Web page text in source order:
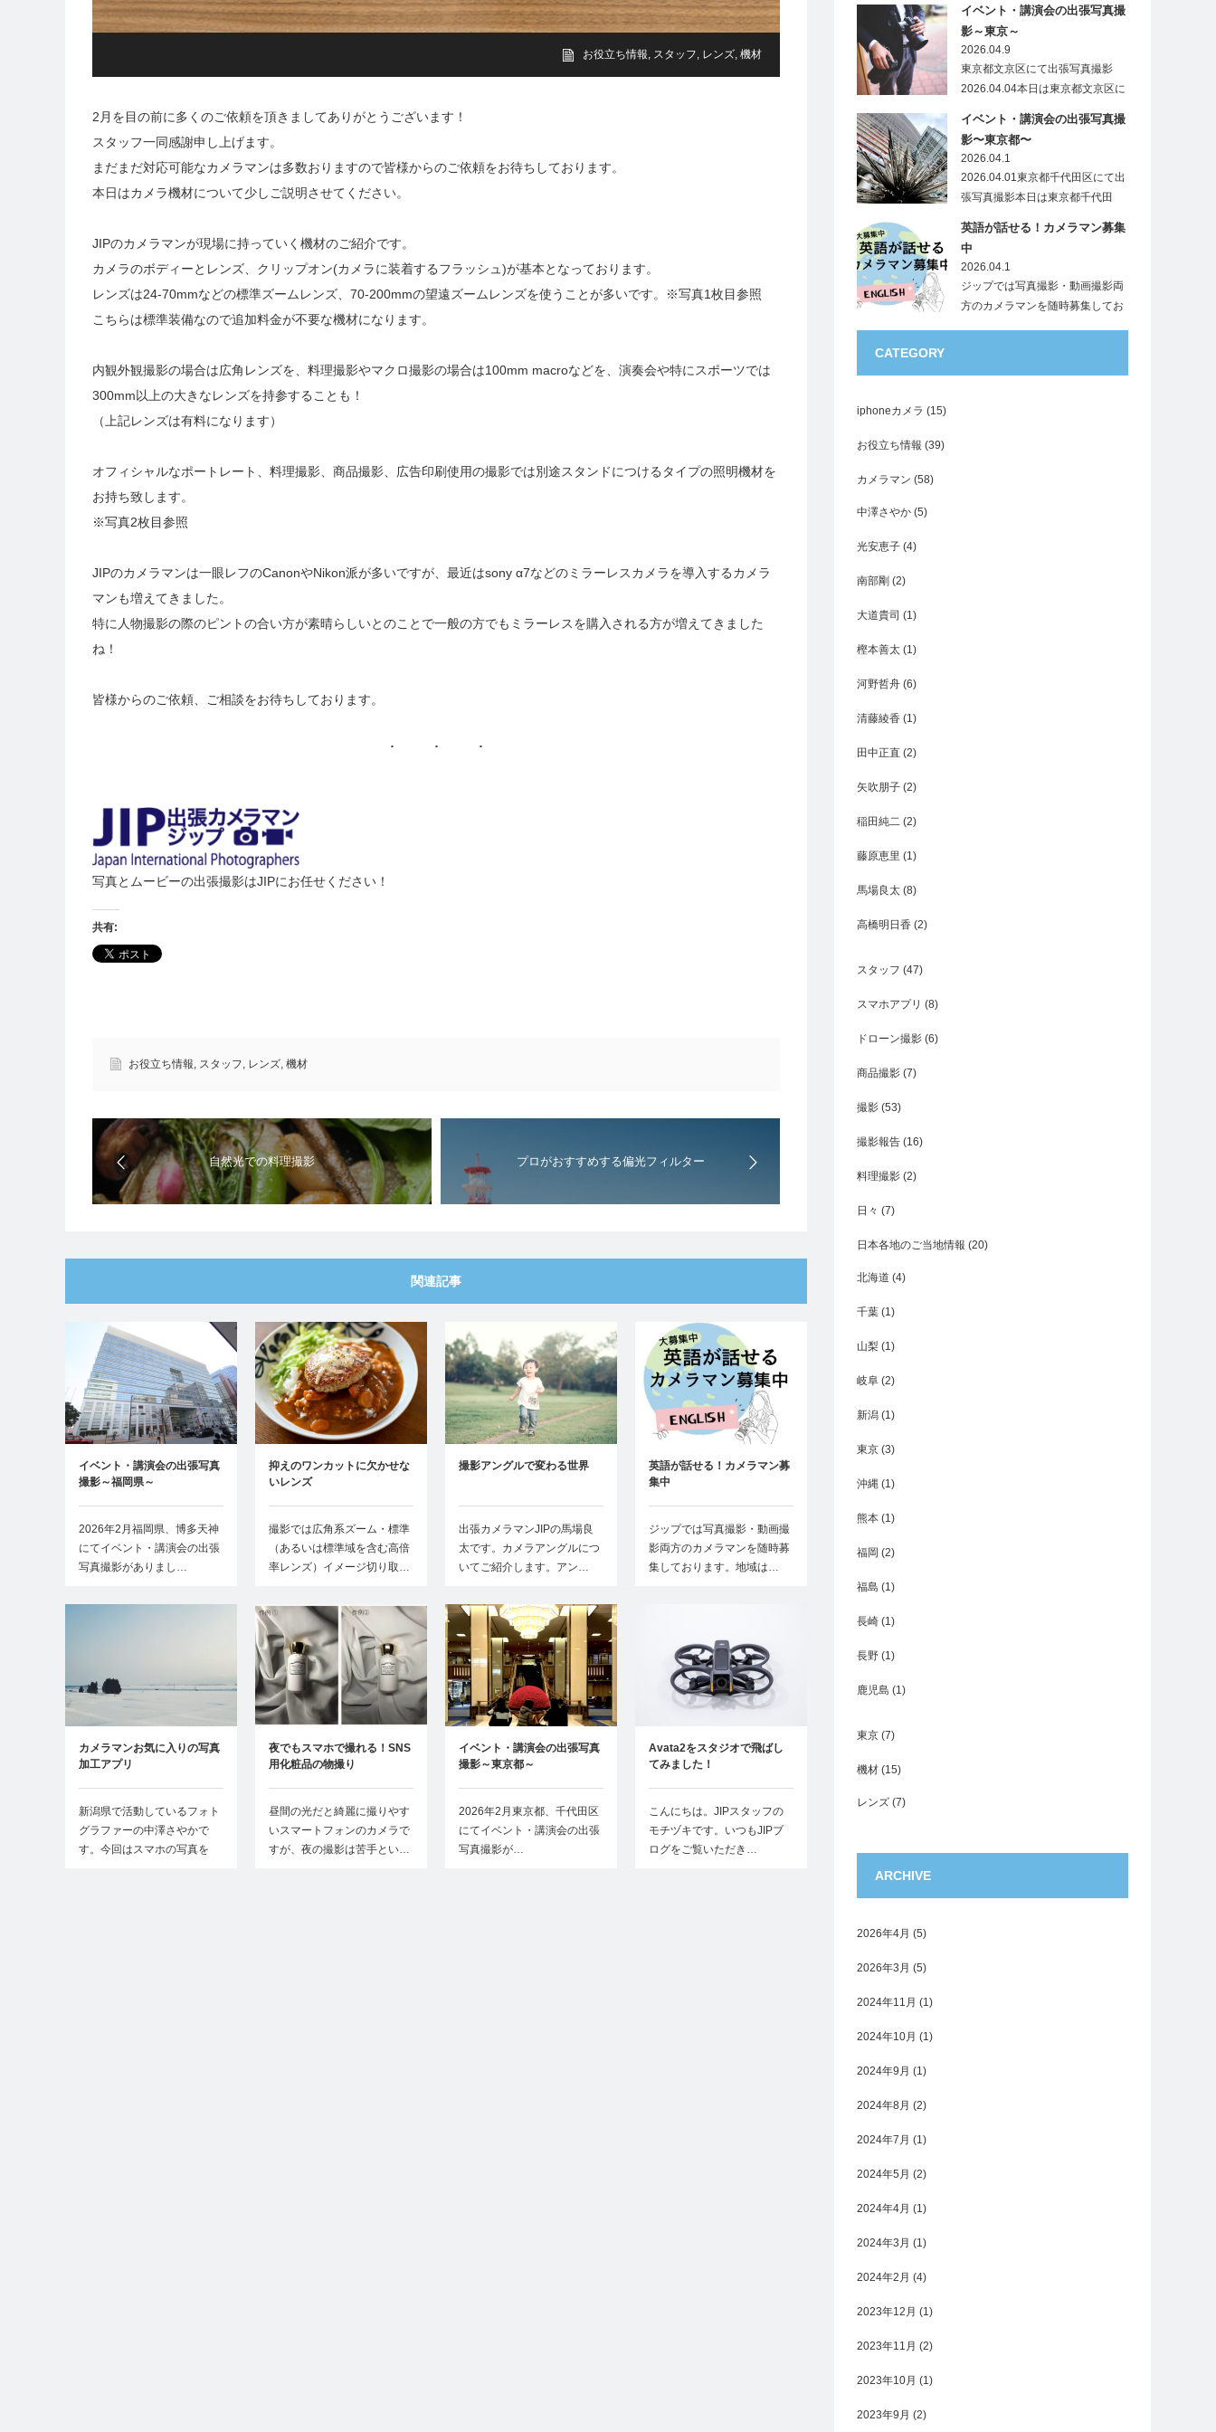
お役立ち情報 スタッフ レンズ 機材
2月を目の前に多くのご依頼を頂きましてありがとうございます！
スタッフ一同感謝申し上げます。
まだまだ対応可能なカメラマンは多数おりますので皆様からのご依頼をお待ちしております。
本日はカメラ機材について少しご説明させてください。
JIPのカメラマンが現場に持っていく機材のご紹介です。
カメラのボディーとレンズ、クリップオン(カメラに装着するフラッシュ)が基本となっております。
レンズは24-70mmなどの標準ズームレンズ、70-200mmの望遠ズームレンズを使うことが多いです。※写真1枚目参照
こちらは標準装備なので追加料金が不要な機材になります。
内観外観撮影の場合は広角レンズを、料理撮影やマクロ撮影の場合は100mm macroなどを、演奏会や特にスポーツでは
300mm以上の大きなレンズを持参することも！
（上記レンズは有料になります）
オフィシャルなポートレート、料理撮影、商品撮影、広告印刷使用の撮影では別途スタンドにつけるタイプの照明機材を
お持ち致します。
※写真2枚目参照
JIPのカメラマンは一眼レフのCanonやNikon派が多いですが、最近はsony α7などのミラーレスカメラを導入するカメラ
マンも増えてきました。
特に人物撮影の際のピントの合い方が素晴らしいとのことで一般の方でもミラーレスを購入される方が増えてきました
ね！
皆様からのご依頼、ご相談をお待ちしております。
写真とムービーの出張撮影はJIPにお任せください！
共有:
お役立ち情報, スタッフ, レンズ, 機材
自然光での料理撮影 プロがおすすめする偏光フィルター
関連記事
イベント・講演会の出張写真
撮影～福岡県～
2026年2月福岡県、博多天神
にてイベント・講演会の出張
写真撮影がありまし…
抑えのワンカットに欠かせな
いレンズ
撮影では広角系ズーム・標準
（あるいは標準域を含む高倍
率レンズ）イメージ切り取…
撮影アングルで変わる世界
出張カメラマンJIPの馬場良
太です。カメラアングルにつ
いてご紹介します。アン…
英語が話せる！カメラマン募
集中
ジップでは写真撮影・動画撮
影両方のカメラマンを随時募
集しております。地域は…
カメラマンお気に入りの写真
加工アプリ
新潟県で活動しているフォト
グラファーの中澤さやかで
す。今回はスマホの写真を
夜でもスマホで撮れる！SNS
用化粧品の物撮り
昼間の光だと綺麗に撮りやす
いスマートフォンのカメラで
すが、夜の撮影は苦手とい…
イベント・講演会の出張写真
撮影～東京都～
2026年2月東京都、千代田区
にてイベント・講演会の出張
写真撮影が…
Avata2をスタジオで飛ばし
てみました！
こんにちは。JIPスタッフの
モチヅキです。いつもJIPブ
ログをご覧いただき…
イベント・講演会の出張写真撮
影～東京～
2026.04.9
東京都文京区にて出張写真撮影
2026.04.04本日は東京都文京区に
イベント・講演会の出張写真撮
影〜東京都〜
2026.04.1
2026.04.01東京都千代田区にて出
張写真撮影本日は東京都千代田
英語が話せる！カメラマン募集
中
2026.04.1
ジップでは写真撮影・動画撮影両
方のカメラマンを随時募集してお
CATEGORY
iphoneカメラ (15)
お役立ち情報 (39)
カメラマン (58)
中澤さやか (5)
光安恵子 (4)
南部剛 (2)
大道貴司 (1)
樫本善太 (1)
河野哲舟 (6)
清藤綾香 (1)
田中正直 (2)
矢吹朋子 (2)
稲田純二 (2)
藤原恵里 (1)
馬場良太 (8)
高橋明日香 (2)
スタッフ (47)
スマホアプリ (8)
ドローン撮影 (6)
商品撮影 (7)
撮影 (53)
撮影報告 (16)
料理撮影 (2)
日々 (7)
日本各地のご当地情報 (20)
北海道 (4)
千葉 (1)
山梨 (1)
岐阜 (2)
新潟 (1)
東京 (3)
沖縄 (1)
熊本 (1)
福岡 (2)
福島 (1)
長崎 (1)
長野 (1)
鹿児島 (1)
東京 (7)
機材 (15)
レンズ (7)
ARCHIVE
2026年4月 (5)
2026年3月 (5)
2024年11月 (1)
2024年10月 (1)
2024年9月 (1)
2024年8月 (2)
2024年7月 (1)
2024年5月 (2)
2024年4月 (1)
2024年3月 (1)
2024年2月 (4)
2023年12月 (1)
2023年11月 (2)
2023年10月 (1)
2023年9月 (2)